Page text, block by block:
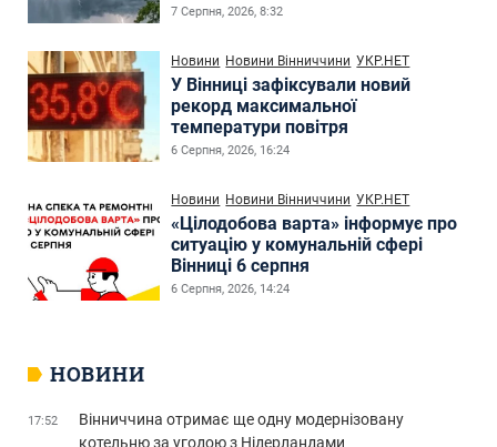
7 Серпня, 2026, 8:32
Новини Новини Вінниччини УКР.НЕТ
У Вінниці зафіксували новий
рекорд максимальної
температури повітря
6 Серпня, 2026, 16:24
Новини Новини Вінниччини УКР.НЕТ
«Цілодобова варта» інформує про
ситуацію у комунальній сфері
Вінниці 6 серпня
6 Серпня, 2026, 14:24
НОВИНИ
17:52
Вінниччина отримає ще одну модернізовану
котельню за угодою з Нідерландами